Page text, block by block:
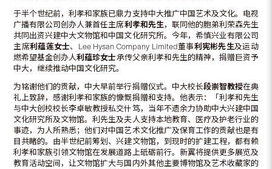
于半个世纪前，利孝和家族已鼎力支持中大推广中国艺术及文化。电视
广播有限公司创办人兼首任主席利孝和先生 ，联同他的胞弟利荣森先生
共同出资兴建中大文物馆和中国文化研究所。今年，希慎兴业有限公司
主席利蕴莲女士、Lee Hysan Company Limited董事利宪彬先生及运动
燃希望基金创办人利蕴珍女士承传父亲利孝和先生的精神，捐赠巨资予
中大，继续推动中国文化研究。
为铭谢他们的贡献，中大早前举行捐赠仪式。中大校长段崇智教授在典
礼上致辞，感谢利孝和家族的慷慨捐赠和支持。他表示：「利孝和先生
与中大创校校长李卓敏教授私交什笃，当年不遗余力协助中大兴建中国
文化研究所及文物馆。利先生及夫人支持本地教育、医疗及护老行业的
事迹，为人所熟悉；他们对中国艺术文化推广及保育工作的贡献也是有
目共睹的。由半世纪前筹划、兴建文物馆，到现时的扩建工程，都有赖
利孝和家族引领文物馆在发展道路上砥砺前行。新翼将提供更多展览及
教育活动空间，让文物馆扩大与国内外其他主要博物馆及艺术收藏家的